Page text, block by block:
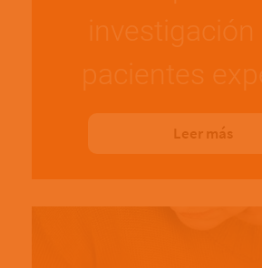
investigación
pacientes
Leer más